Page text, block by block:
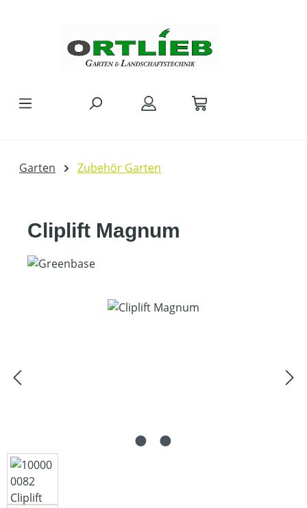
Garten Zubehör Garten
Cliplift Magnum
Bildergalerie überspringen